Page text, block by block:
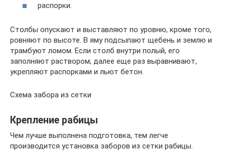
распорки.
Столбы опускают и выставляют по уровню, кроме того,
ровняют по высоте. В яму подсыпают щебень и землю и
трамбуют ломом. Если столб внутри полый, его
заполняют раствором; далее еще раз выравнивают,
укрепляют распорками и льют бетон.
Схема забора из сетки
Крепление рабицы
Чем лучше выполнена подготовка, тем легче
производится установка заборов из сетки рабицы.